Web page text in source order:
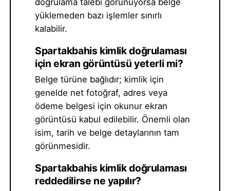
doğrulama talebi görünüyorsa belge
yüklemeden bazı işlemler sınırlı
kalabilir.
Spartakbahis kimlik doğrulaması
için ekran görüntüsü yeterli mi?
Belge türüne bağlıdır; kimlik için
genelde net fotoğraf, adres veya
ödeme belgesi için okunur ekran
görüntüsü kabul edilebilir. Önemli olan
isim, tarih ve belge detaylarının tam
görünmesidir.
Spartakbahis kimlik doğrulaması
reddedilirse ne yapılır?